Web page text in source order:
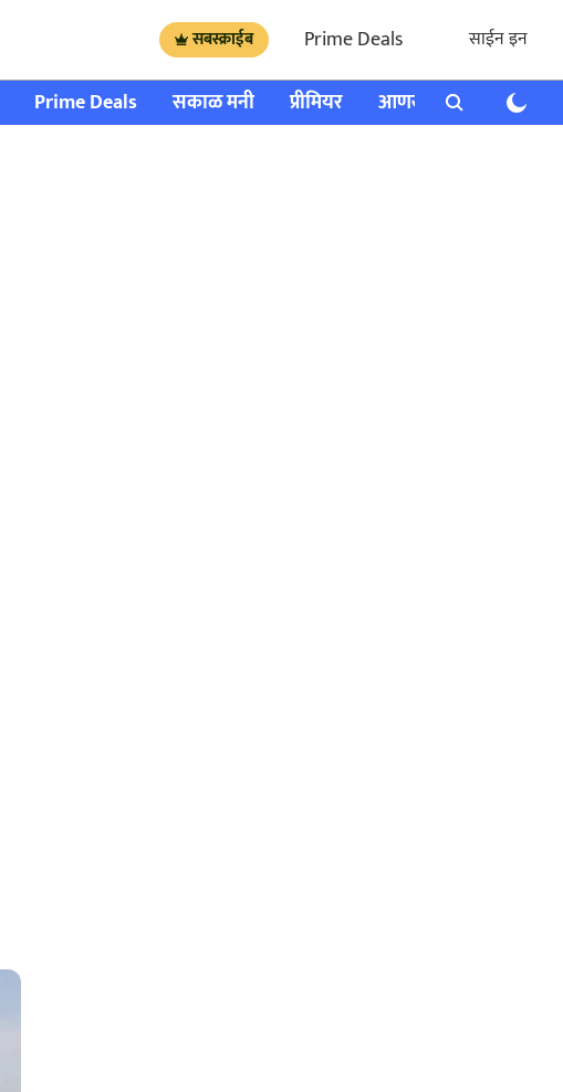
सबस्क्राईब Prime Deals साईन इन
Prime Deals सकाळ मनी प्रीमियर आणखी राशी भविष्य